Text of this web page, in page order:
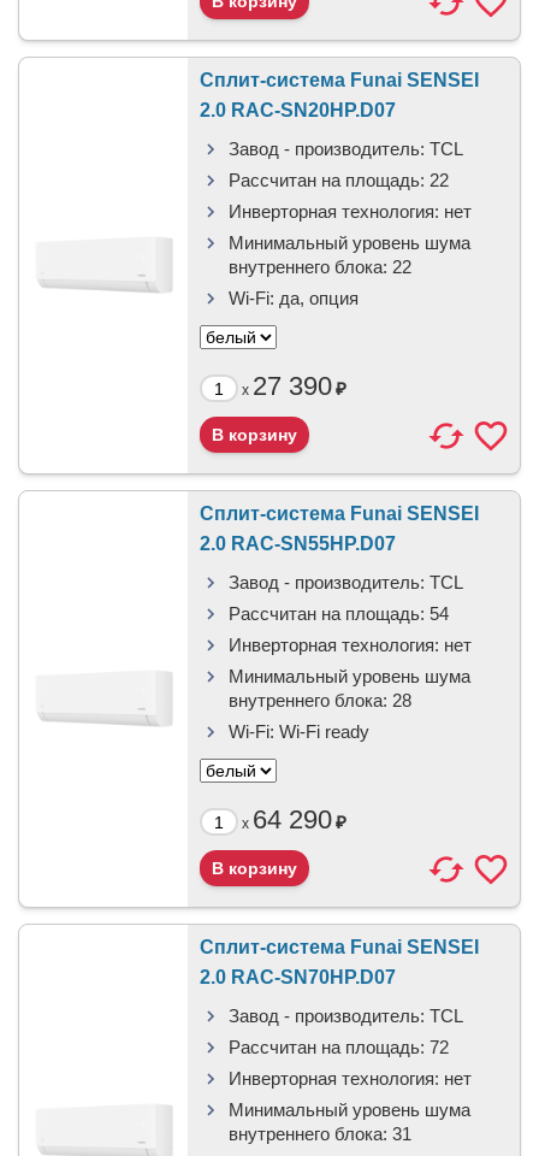
Сплит-система Funai SENSEI
2.0 RAC-SN20HP.D07
Завод - производитель: TCL
Рассчитан на площадь: 22
Инверторная технология: нет
Минимальный уровень шума
внутреннего блока: 22
Wi-Fi: да, опция
x 27 390₽
Сплит-система Funai SENSEI
2.0 RAC-SN55HP.D07
Завод - производитель: TCL
Рассчитан на площадь: 54
Инверторная технология: нет
Минимальный уровень шума
внутреннего блока: 28
Wi-Fi: Wi-Fi ready
x 64 290₽
Сплит-система Funai SENSEI
2.0 RAC-SN70HP.D07
Завод - производитель: TCL
Рассчитан на площадь: 72
Инверторная технология: нет
Минимальный уровень шума
внутреннего блока: 31